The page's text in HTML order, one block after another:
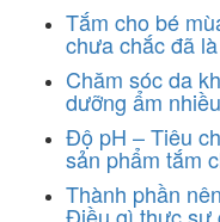
Tắm cho bé
chưa chắc đã
Chăm sóc da
dưỡng ẩm
Độ pH – Tiêu
sản phẩm tắm
Thành phần